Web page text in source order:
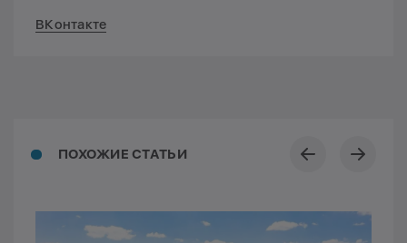
ВКонтакте
ПОХОЖИЕ СТАТЬИ